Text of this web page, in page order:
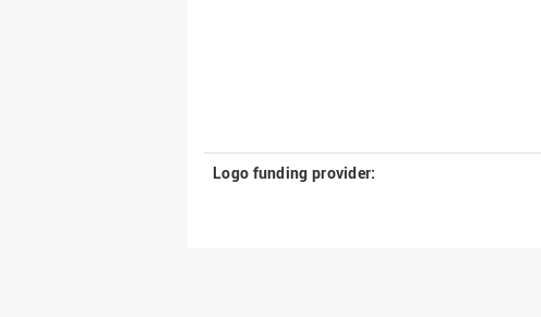
Logo funding provider: